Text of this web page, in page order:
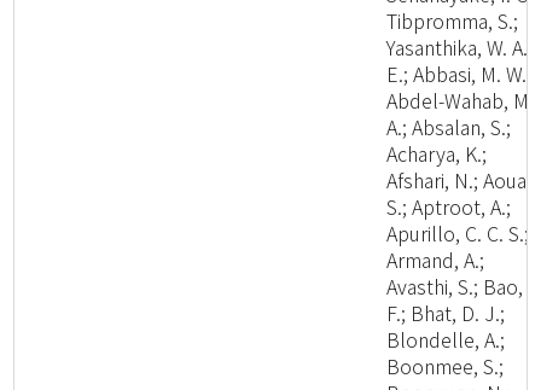
Tibpromma, S.;
Yasanthika, W. A.
E.; Abbasi, M. W.;
Abdel-Wahab, M.
A.; Absalan, S.;
Acharya, K.;
Afshari, N.; Aouali,
S.; Aptroot, A.;
Apurillo, C. C. S.;
Armand, A.;
Avasthi, S.; Bao,
F.; Bhat, D. J.;
Blondelle, A.;
Boonmee, S.;